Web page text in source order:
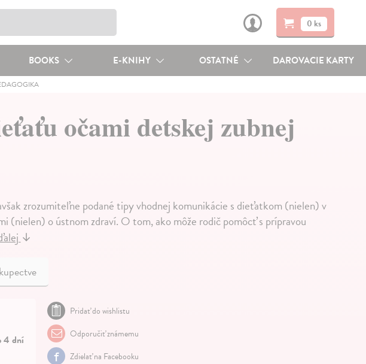
0 ks
BOOKS E-KNIHY OSTATNÉ DAROVACIE KARTY
očami detskej zubnej
zrozumiteľne podané tipy vhodnej komunikácie s dieťatkom (nielen) v
(nielen) o ústnom zdraví. O tom, ako môže rodič pomôcť s prípravou
↓
4 dní
Pridať do wishlistu
Odporučiť známemu
Zdielať na Facebooku